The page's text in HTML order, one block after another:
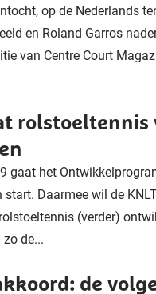
op de Nederlands
en Roland Garros
van Centre Court
rolstoeltennis
gaat het
Daarmee wil de
(verder)
de...
de